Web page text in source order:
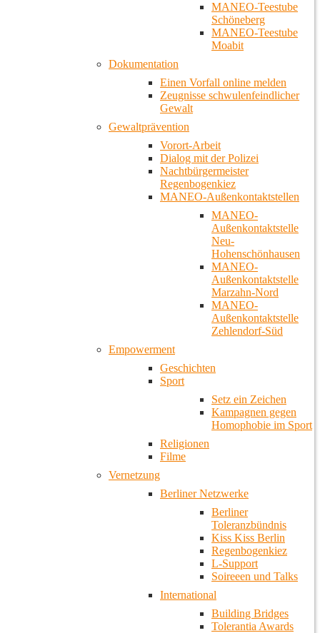
MANEO-Teestube
Schöneberg
MANEO-Teestube
Moabit
Dokumentation
Einen Vorfall online melden
Zeugnisse schwulenfeindlicher
Gewalt
Gewaltprävention
Vorort-Arbeit
Dialog mit der Polizei
Nachtbürgermeister
Regenbogenkiez
MANEO-Außenkontaktstellen
MANEO-
Außenkontaktstelle
Neu-
Hohenschönhausen
MANEO-
Außenkontaktstelle
Marzahn-Nord
MANEO-
Außenkontaktstelle
Zehlendorf-Süd
Empowerment
Geschichten
Sport
Setz ein Zeichen
Kampagnen gegen
Homophobie im Sport
Religionen
Filme
Vernetzung
Berliner Netzwerke
Berliner
Toleranzbündnis
Kiss Kiss Berlin
Regenbogenkiez
L-Support
Soireeen und Talks
International
Building Bridges
Tolerantia Awards